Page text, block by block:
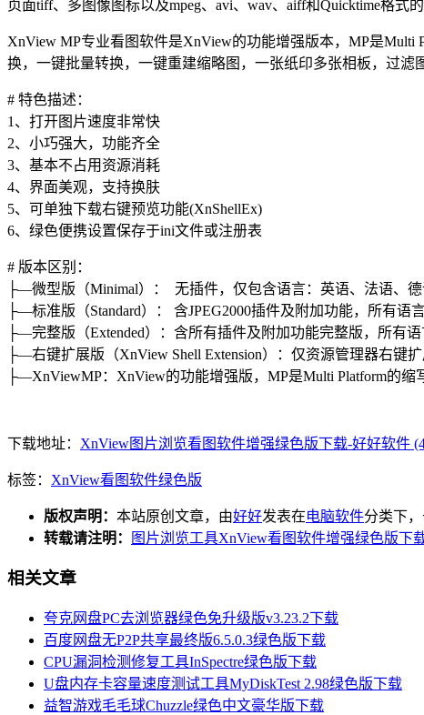
页面tiff、多图像图标以及mpeg、avi、wav、aiff和Quicktime格式的
XnView MP专业看图软件是XnView的功能增强版本，MP是
换，一键批量转换，一键重建缩略图，一张纸印多张相板，过滤
# 特色描述：
1、打开图片速度非常快
2、小巧强大，功能齐全
3、基本不占用资源消耗
4、界面美观，支持换肤
5、可单独下载右键预览功能(XnShellEx)
6、绿色便携设置保存于ini文件或注册表
# 版本区别：
├—微型版（Minimal）： 无插件，仅包含语言：英语、法语、
├—标准版（Standard）： 含JPEG2000插件及附加功能，所有语
├—完整版（Extended）：含所有插件及附加功能完整版，所有语
├—右键扩展版（XnView Shell Extension）：仅资源管理器右键
├—XnViewMP：XnView的功能增强版，MP是Multi Platform的缩
下载地址： XnView图片浏览看图软件增强绿色版下载-好好软件
标签： XnView看图软件绿色版
版权声明： 本站原创文章，由好好发表在电脑软件分类下
转载请注明：
图片浏览工具XnView看图软件增强绿色版下
相关文章
夸克网盘PC去浏览器绿色免升级版v3.23.2下载
百度网盘无P2P共享最终版6.5.0.3绿色版下载
CPU漏洞检测修复工具InSpectre绿色版下载
U盘内存卡容量速度测试工具MyDiskTest 2.98绿色版下载
益智游戏毛毛球Chuzzle绿色中文豪华版下载